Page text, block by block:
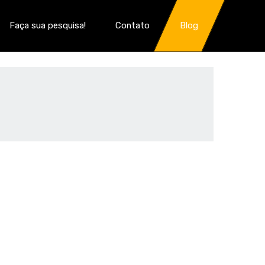
Faça sua pesquisa! Contato Blog